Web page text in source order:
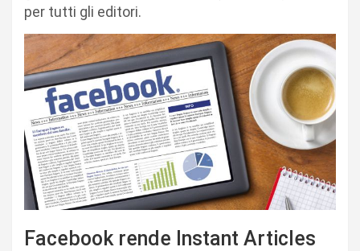
per tutti gli editori.
Facebook rende Instant Articles